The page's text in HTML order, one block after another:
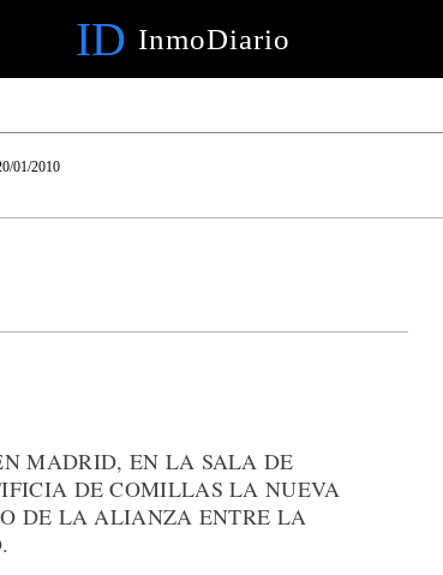
ID InmoDiario
01/2010
MADRID, EN LA SALA DE
DE COMILLAS LA NUEVA
DE LA ALIANZA ENTRE LA